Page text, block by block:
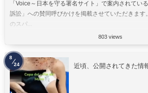
「Voice～日本を守る署名サイト」で案内されてい
訴訟」への賛同呼びかけを掲載させていただきます
のスパ...
803 views
近頃、公開されてきた情
8
24